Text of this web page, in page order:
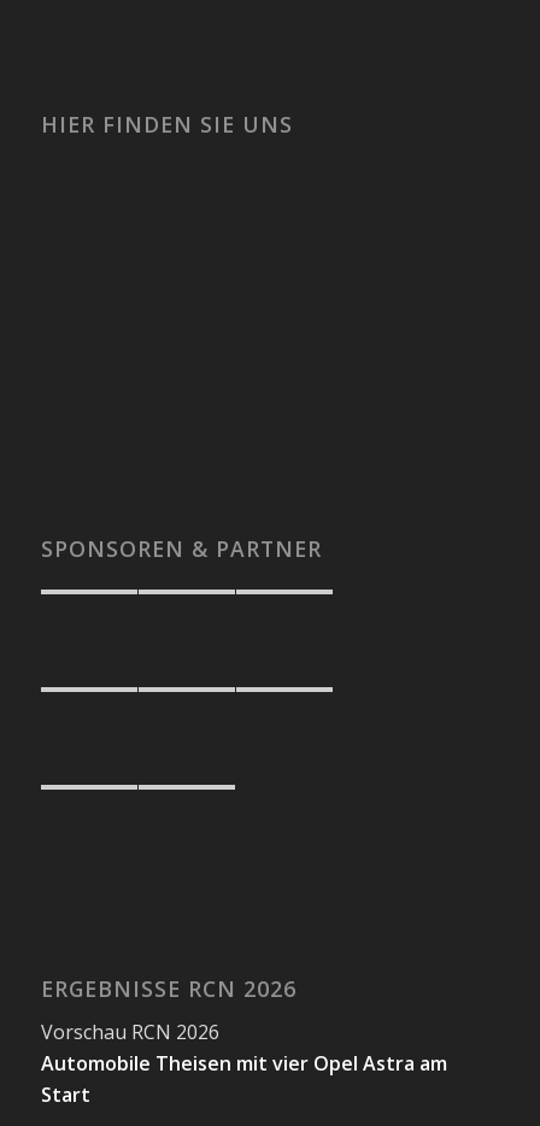
HIER FINDEN SIE UNS
SPONSOREN & PARTNER
ERGEBNISSE RCN 2026
Vorschau RCN 2026
Automobile Theisen mit vier Opel Astra am
Start